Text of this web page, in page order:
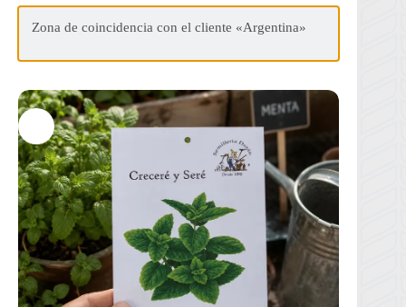
Zona de coincidencia con el cliente «Argentina»